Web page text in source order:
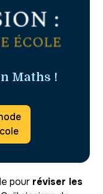
Maths !
pour réviser les